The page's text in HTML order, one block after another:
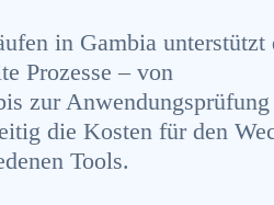
in Gambia unterstützt
Prozesse – von
zur
die Kosten für den
Tools.